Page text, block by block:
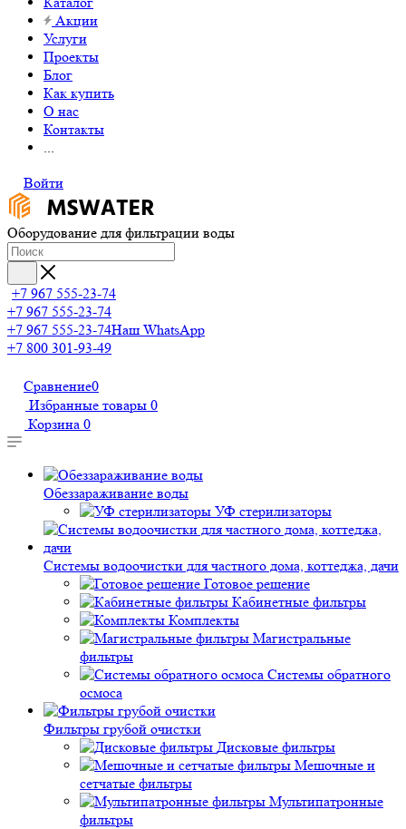
Акции
Услуги
Проекты
Блог
Как купить
О нас
Контакты
...
Войти
Оборудование для фильтрации воды
+7 967 555-23-74
+7 967 555-23-74
+7 967 555-23-74Наш WhatsApp
+7 800 301-93-49
Сравнение0
Избранные товары 0
Корзина 0
Обеззараживание воды
УФ стерилизаторы
Системы водоочистки для частного дома, коттеджа, дачи
Готовое решение
Кабинетные фильтры
Комплекты
Магистральные
фильтры
Системы обратного
осмоса
Фильтры грубой очистки
Дисковые фильтры
Мешочные и
сетчатые фильтры
Мультипатронные
фильтры